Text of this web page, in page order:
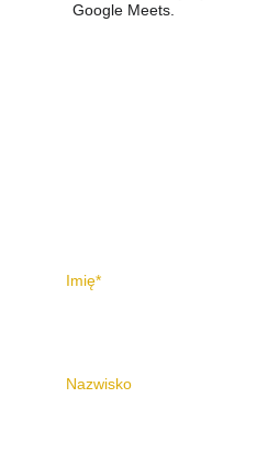
Google Meets.
Imię*
Nazwisko